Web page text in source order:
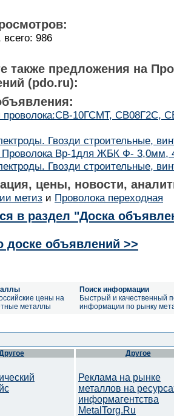
всего: 986
также предложения на
(pdo.ru):
проволока:СВ-10ГСМТ, СВ08Г2С,
Гвозди строительные,
Проволока Вр-1для ЖБК Ф-
Гвозди строительные,
цены, новости,
метиз и Проволока переходная
в раздел "Доска
доске объявлений >>
цены на
металлы
Поиск информации
Быстрый и качественный
информации по рынку
Другое
Реклама на рынке
металлов на
информагентства
MetalTorg.Ru